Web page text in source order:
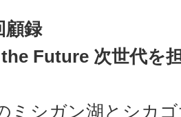
顧録
Future 次世代を
ミシガン湖とシカ